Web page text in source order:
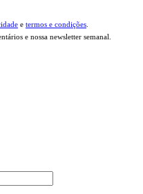
e termos e condições
e nossa newsletter semanal.